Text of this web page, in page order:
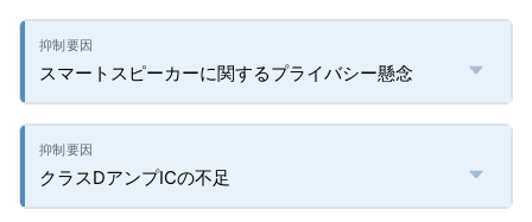
スマートスピーカーに関するプライバシー懸念
クラスDアンプICの不足